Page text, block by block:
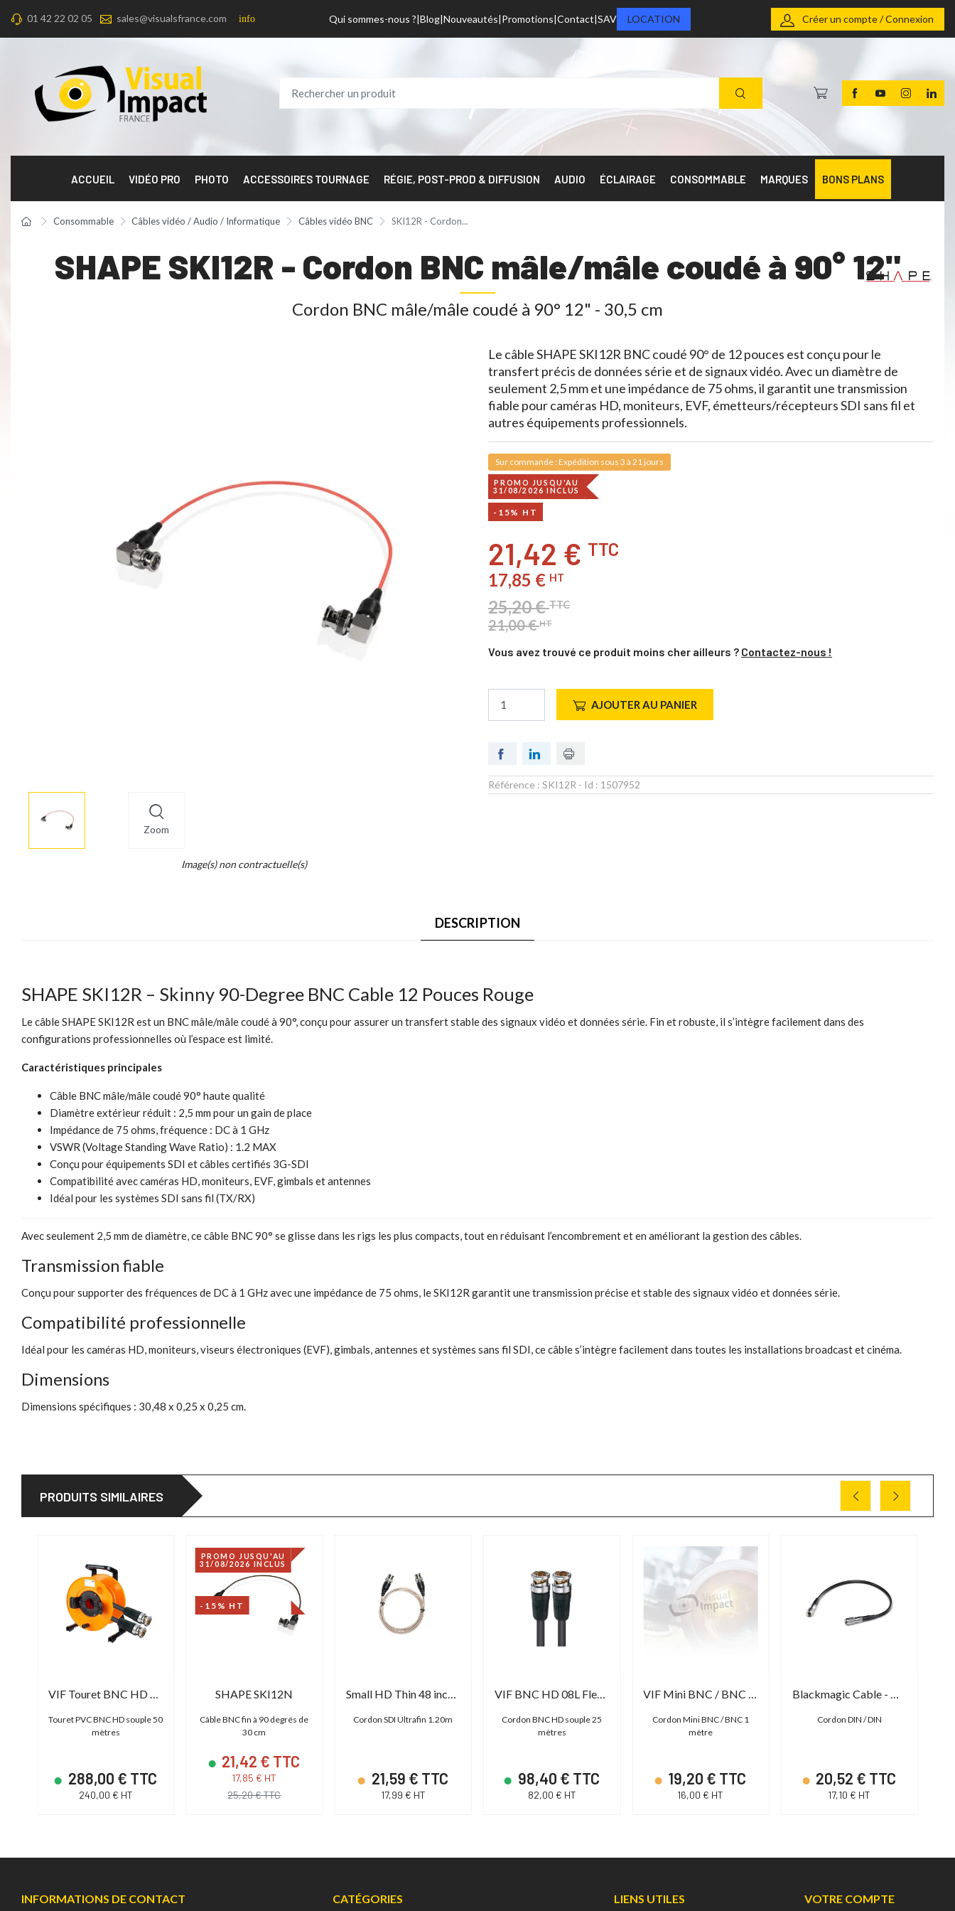
01 42 22 02 05 sales@visualsfrance.com info Qui sommes-nous ? Blog Nouveautés Promotions Contact SAV LOCATION Créer un compte / Connexion
ACCUEIL VIDÉO PRO PHOTO ACCESSOIRES TOURNAGE RÉGIE, POST-PROD & DIFFUSION AUDIO ÉCLAIRAGE CONSOMMABLE MARQUES BONS PLANS
Consommable Câbles vidéo / Audio / Informatique Câbles vidéo BNC SKI12R - Cordon...
SHAPE SKI12R - Cordon BNC mâle/mâle coudé à 90° 12"
Cordon BNC mâle/mâle coudé à 90° 12" - 30,5 cm
Zoom
More
info
Image(s) non contractuelle(s)
Le câble SHAPE SKI12R BNC coudé 90° de 12 pouces est conçu pour le
transfert précis de données série et de signaux vidéo. Avec un diamètre de
seulement 2,5 mm et une impédance de 75 ohms, il garantit une transmission
fiable pour caméras HD, moniteurs, EVF, émetteurs/récepteurs SDI sans fil et
autres équipements professionnels.
Sur commande : Expédition sous 3 à 21 jours
PROMO JUSQU'AU
31/08/2026 INCLUS
-15% HT
21,42 € TTC
17,85 € HT
25,20 €TTC
21,00 €HT
Vous avez trouvé ce produit moins cher ailleurs ? Contactez-nous !
AJOUTER AU PANIER
Référence : SKI12R - Id : 1507952
DESCRIPTION
SHAPE SKI12R – Skinny 90-Degree BNC Cable 12 Pouces Rouge
Le câble SHAPE SKI12R est un BNC mâle/mâle coudé à 90°, conçu pour assurer un transfert stable des signaux vidéo et données série. Fin et robuste, il s’intègre facilement dans des
configurations professionnelles où l’espace est limité.
Caractéristiques principales
Câble BNC mâle/mâle coudé 90° haute qualité
Diamètre extérieur réduit : 2,5 mm pour un gain de place
Impédance de 75 ohms, fréquence : DC à 1 GHz
VSWR (Voltage Standing Wave Ratio) : 1.2 MAX
Conçu pour équipements SDI et câbles certifiés 3G-SDI
Compatibilité avec caméras HD, moniteurs, EVF, gimbals et antennes
Idéal pour les systèmes SDI sans fil (TX/RX)
Avec seulement 2,5 mm de diamètre, ce câble BNC 90° se glisse dans les rigs les plus compacts, tout en réduisant l’encombrement et en améliorant la gestion des câbles.
Transmission fiable
Conçu pour supporter des fréquences de DC à 1 GHz avec une impédance de 75 ohms, le SKI12R garantit une transmission précise et stable des signaux vidéo et données série.
Compatibilité professionnelle
Idéal pour les caméras HD, moniteurs, viseurs électroniques (EVF), gimbals, antennes et systèmes sans fil SDI, ce câble s’intègre facilement dans toutes les installations broadcast et cinéma.
Dimensions
Dimensions spécifiques : 30,48 x 0,25 x 0,25 cm.
PRODUITS SIMILAIRES
VIF Touret BNC HD 50M
Touret PVC BNC HD souple 50
mètres
288,00 € TTC
240,00 € HT
PROMO JUSQU'AU
31/08/2026 INCLUS
-15% HT
SHAPE SKI12N
Câble BNC fin à 90 degrés de
30 cm
21,42 € TTC
17,85 € HT
25,20 € TTC
Small HD Thin 48 inch SDI Cable
Cordon SDI Ultrafin 1.20m
21,59 € TTC
17,99 € HT
VIF BNC HD 08L Flex 25
Cordon BNC HD souple 25
mètres
98,40 € TTC
82,00 € HT
VIF Mini BNC / BNC HYPERD
Cordon Mini BNC / BNC 1
mètre
19,20 € TTC
16,00 € HT
Blackmagic Cable - Din 1.0/2.3 to Din 1.0/2.3
Cordon DIN / DIN
20,52 € TTC
17,10 € HT
INFORMATIONS DE CONTACT CATÉGORIES LIENS UTILES VOTRE COMPTE